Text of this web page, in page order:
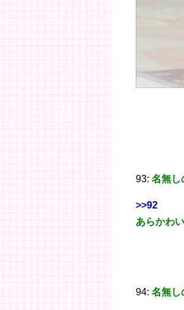
93: 名無し
>>92
あらかわ
94: 名無し